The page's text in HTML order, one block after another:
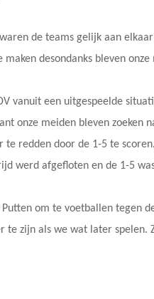
de teams gelijk aan
desondanks bleven
vanuit een uitgespeelde
onze meiden bleven zoeken
te redden door de 1-5 te
werd afgefloten en de 1-5
om te voetballen tegen
te zijn als we wat later spelen.